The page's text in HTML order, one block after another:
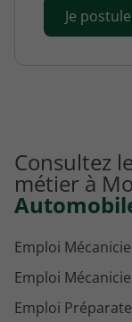
Je postule
Consultez
métier à
Emploi
Emploi
Emploi